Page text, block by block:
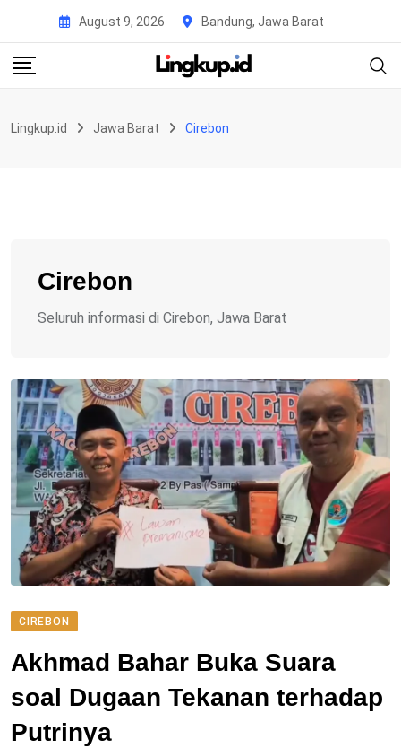
content
August 9, 2026 Bandung, Jawa Barat
Lingkup.id Jawa Barat Cirebon
Cirebon
Seluruh informasi di Cirebon, Jawa Barat
CIREBON
Akhmad Bahar Buka Suara
soal Dugaan Tekanan terhadap
Putrinya